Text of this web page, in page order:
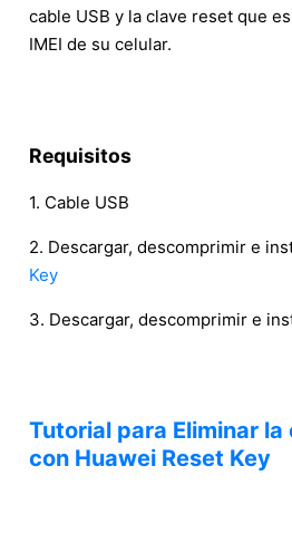
cable USB y la clave reset que
IMEI de su celular.
Requisitos
1. Cable USB
2. Descargar, descomprimir e
Key
3. Descargar, descomprimir e
Tutorial para Eliminar la
con Huawei Reset Key